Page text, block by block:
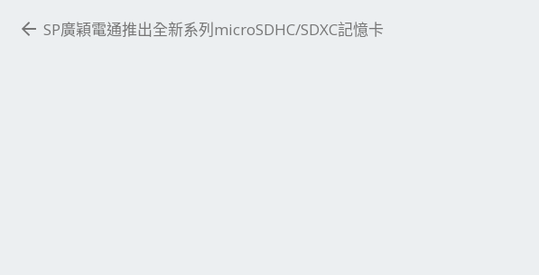
SP廣穎電通推出全新系列microSDHC/SDXC記憶卡